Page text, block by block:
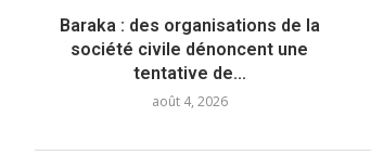
Baraka : des organisations de la
société civile dénoncent une
tentative de...
août 4, 2026